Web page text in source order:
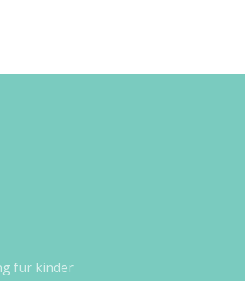
für kinder